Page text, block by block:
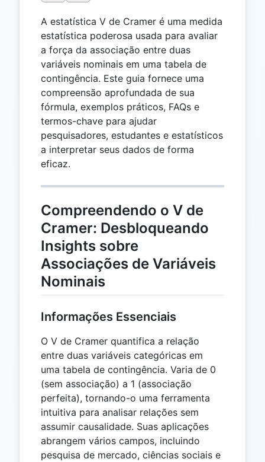
A estatística V de Cramer é uma medida
estatística poderosa usada para avaliar
a força da associação entre duas
variáveis nominais em uma tabela de
contingência. Este guia fornece uma
compreensão aprofundada de sua
fórmula, exemplos práticos, FAQs e
termos-chave para ajudar
pesquisadores, estudantes e estatísticos
a interpretar seus dados de forma
eficaz.
Compreendendo o V de
Cramer: Desbloqueando
Insights sobre
Associações de Variáveis
Nominais
Informações Essenciais
O V de Cramer quantifica a relação
entre duas variáveis categóricas em
uma tabela de contingência. Varia de 0
(sem associação) a 1 (associação
perfeita), tornando-o uma ferramenta
intuitiva para analisar relações sem
assumir causalidade. Suas aplicações
abrangem vários campos, incluindo
pesquisa de mercado, ciências sociais e